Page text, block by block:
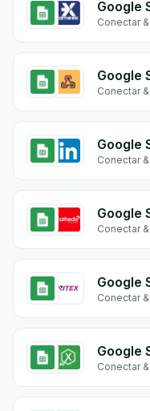
Google
Conectar
Conectar
Google
Conectar
Google
Conectar
Google
Conectar
Google
Conectar